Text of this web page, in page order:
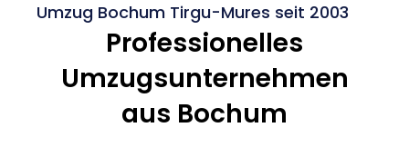
Umzug Bochum Tirgu-Mures seit 2003
Professionelles
Umzugsunternehmen
aus Bochum